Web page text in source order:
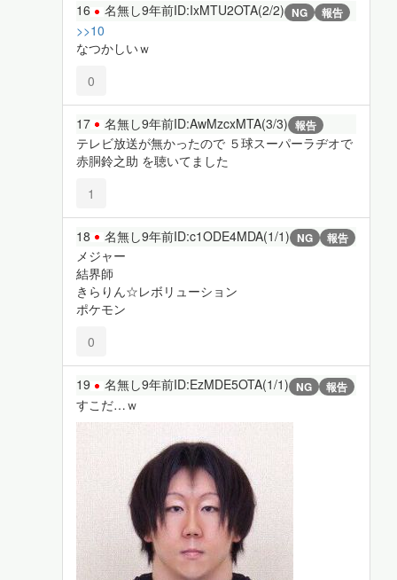
16 名無し9年前ID:IxMTU2OTA(2/2) NG 報告
>>10
なつかしいｗ
0
17 名無し9年前ID:AwMzcxMTA(3/3) 報告
テレビ放送が無かったので ５球スーパーラヂオで
赤胴鈴之助 を聴いてました
1
18 名無し9年前ID:c1ODE4MDA(1/1) NG 報告
メジャー
結界師
きらりん☆レボリューション
ポケモン
0
19 名無し9年前ID:EzMDE5OTA(1/1) NG 報告
すこだ…ｗ